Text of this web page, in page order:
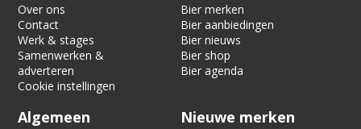
Over ons
Contact
Werk & stages
Samenwerken &
adverteren
Cookie instellingen
Bier merken
Bier aanbiedingen
Bier nieuws
Bier shop
Bier agenda
Algemeen Nieuwe merken